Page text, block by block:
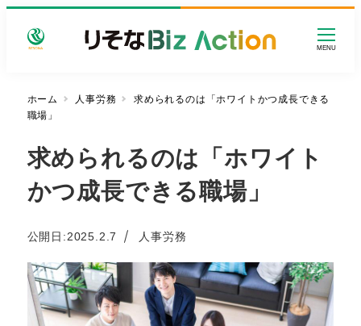
MENU
ホーム 人事労務
求められるのは「ホワイトかつ成長できる
職場」
求められるのは「ホワイト
かつ成長できる職場」
公開日:
投稿日
2025.2.7 カテゴリー
人事労務